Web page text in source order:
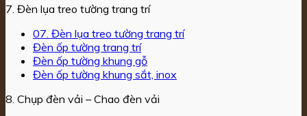
7. Đèn lụa treo tường trang trí
07. Đèn lụa treo tường trang trí
Đèn ốp tường trang trí
Đèn ốp tường khung gỗ
Đèn ốp tường khung sắt, inox
8. Chụp đèn vải – Chao đèn vải